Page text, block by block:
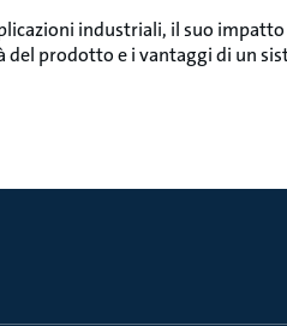
industriali, il suo impatto
prodotto e i vantaggi di un